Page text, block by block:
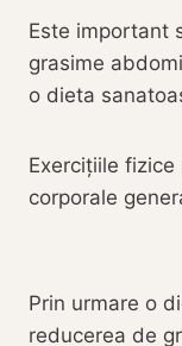
Este important
grasime
o dieta
Exercițiile
corporale
Prin urmare o
reducerea de